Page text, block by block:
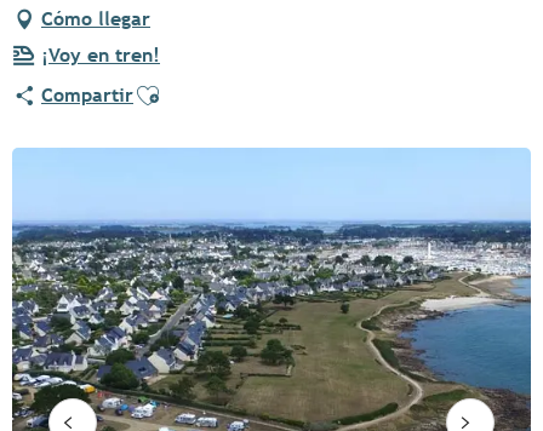
Cómo llegar
¡Voy en tren!
CompartirAjouter aux favoris